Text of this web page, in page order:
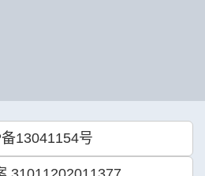
13041154号